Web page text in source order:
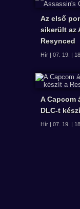
Az első
sikerült az
Resynced
Hír | 07. 19. |
A Capcom
DLC-t
Hír | 07. 19. |